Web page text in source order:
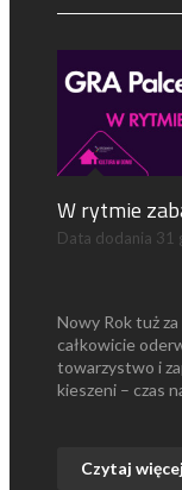
W rytmie
Data dodania 31
Nowy Rok tuż
całkowicie
towarzystwo i
kieszeni – czas
Czytaj więcej